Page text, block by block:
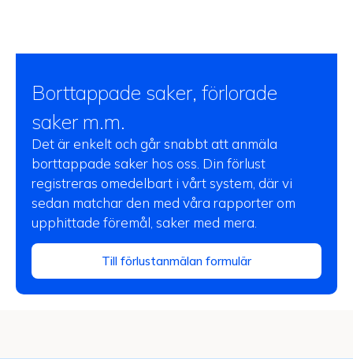
Borttappade saker, förlorade
saker m.m.
Det är enkelt och går snabbt att anmäla
borttappade saker hos oss. Din förlust
registreras omedelbart i vårt system, där vi
sedan matchar den med våra rapporter om
upphittade föremål, saker med mera.
Till förlustanmälan formulär